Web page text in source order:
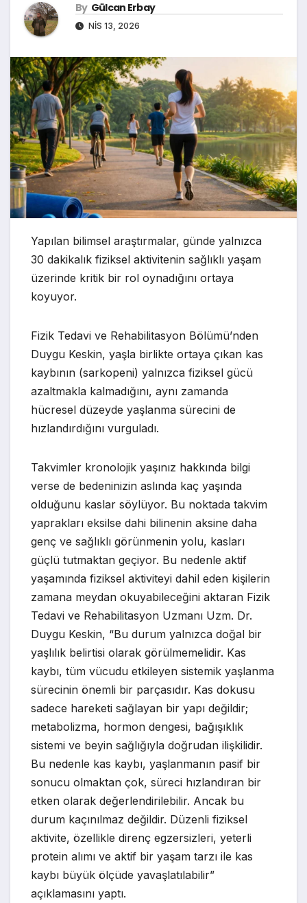
By Gülcan Erbay
NIS 13, 2026
Yapılan bilimsel araştırmalar, günde yalnızca
30 dakikalık fiziksel aktivitenin sağlıklı yaşam
üzerinde kritik bir rol oynadığını ortaya
koyuyor.
Fizik Tedavi ve Rehabilitasyon Bölümü’nden
Duygu Keskin, yaşla birlikte ortaya çıkan kas
kaybının (sarkopeni) yalnızca fiziksel gücü
azaltmakla kalmadığını, aynı zamanda
hücresel düzeyde yaşlanma sürecini de
hızlandırdığını vurguladı.
Takvimler kronolojik yaşınız hakkında bilgi
verse de bedeninizin aslında kaç yaşında
olduğunu kaslar söylüyor. Bu noktada takvim
yaprakları eksilse dahi bilinenin aksine daha
genç ve sağlıklı görünmenin yolu, kasları
güçlü tutmaktan geçiyor. Bu nedenle aktif
yaşamında fiziksel aktiviteyi dahil eden kişilerin
zamana meydan okuyabileceğini aktaran Fizik
Tedavi ve Rehabilitasyon Uzmanı Uzm. Dr.
Duygu Keskin, “Bu durum yalnızca doğal bir
yaşlılık belirtisi olarak görülmemelidir. Kas
kaybı, tüm vücudu etkileyen sistemik yaşlanma
sürecinin önemli bir parçasıdır. Kas dokusu
sadece hareketi sağlayan bir yapı değildir;
metabolizma, hormon dengesi, bağışıklık
sistemi ve beyin sağlığıyla doğrudan ilişkilidir.
Bu nedenle kas kaybı, yaşlanmanın pasif bir
sonucu olmaktan çok, süreci hızlandıran bir
etken olarak değerlendirilebilir. Ancak bu
durum kaçınılmaz değildir. Düzenli fiziksel
aktivite, özellikle direnç egzersizleri, yeterli
protein alımı ve aktif bir yaşam tarzı ile kas
kaybı büyük ölçüde yavaşlatılabilir”
açıklamasını yaptı.